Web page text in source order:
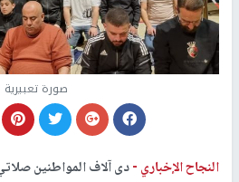
صورة تعبيرية
النجاح الإخباري -دى آلاف المواطنين